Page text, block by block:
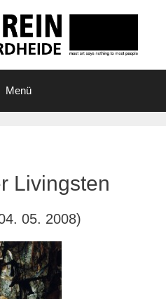
Menü
Livingsten
05. 2008)